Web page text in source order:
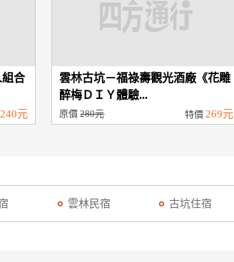
合
240元
雲林古坑－福祿壽觀光酒廠《花雕
醉梅ＤＩＹ體驗...
原價280元 特價269元
雲林民宿 古坑住宿